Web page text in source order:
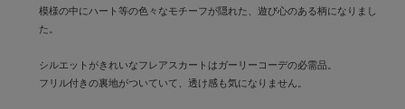
模様の中にハート等の色々なモチーフが隠れた、遊び心のある柄になりまし
た。
シルエットがきれいなフレアスカートはガーリーコーデの必需品。
フリル付きの裏地がついていて、透け感も気になりません。